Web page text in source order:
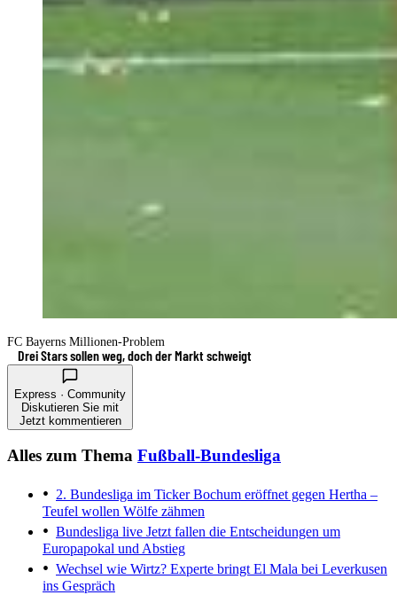
FC Bayerns Millionen-Problem
Drei Stars sollen weg, doch der Markt schweigt
Express · Community
Diskutieren Sie mit
Jetzt kommentieren
Alles zum Thema Fußball-Bundesliga
2. Bundesliga im TickerBochum eröffnet gegen Hertha –
Teufel wollen Wölfe zähmen
Bundesliga live Jetzt fallen die Entscheidungen um
Europapokal und Abstieg
Wechsel wie Wirtz? Experte bringt El Mala bei Leverkusen
ins Gespräch